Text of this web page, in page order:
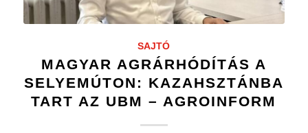
SAJTÓ
MAGYAR AGRÁRHÓDÍTÁS A
SELYEMÚTON: KAZAHSZTÁNBA
TART AZ UBM – AGROINFORM